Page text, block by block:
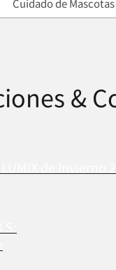
Cuidado de Mascotas
&